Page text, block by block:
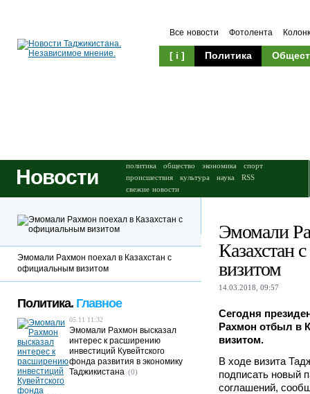
Все новости Фотолента
[ i ] Политика
Новости политика общество экономика
спорт
происшествия
культура наука
RSS
свежие новости
Эмомали
Казахстан
визитом
14.03.2018, 09:57
Сегодня
Рахмон отбыл в
визитом.
В ходе визита
подписать новый
соглашений,
Эмомали Рахмон поехал в Казахстан с
официальным визитом
Политика. Главное
05.11 11:32
Эмомали Рахмон высказал
интерес к расширению
инвестиций Кувейтского
фонда развития в экономику
Таджикистана (0)